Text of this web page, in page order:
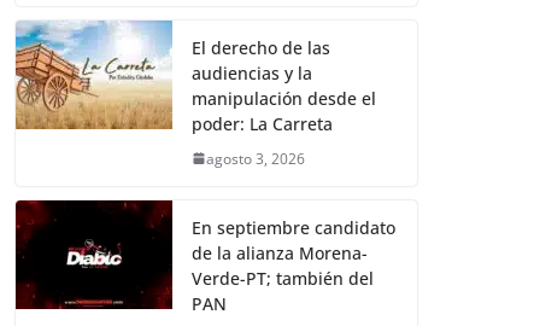
El derecho de las
audiencias y la
manipulación desde el
poder: La Carreta
agosto 3, 2026
En septiembre candidato
de la alianza Morena-
Verde-PT; también del
PAN